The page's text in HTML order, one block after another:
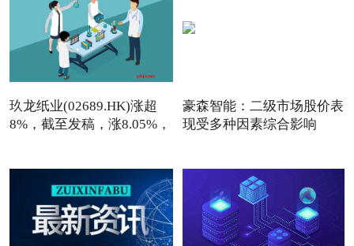
玖龙纸业(02689.HK)涨超
8%，截至发稿，涨8.05%，
豪森智能：二级市场股价表
现受多种因素综合影响